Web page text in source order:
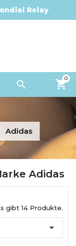
Relay

0
Adidas
Adidas
gibt 14 Produkte.
